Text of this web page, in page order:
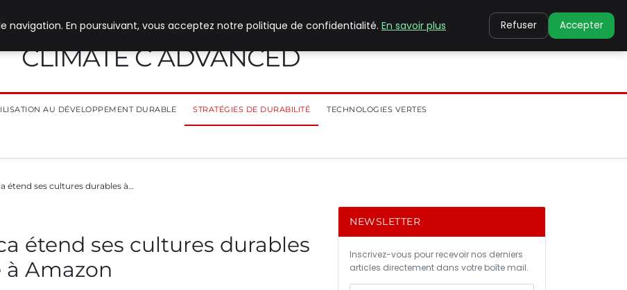
CLIMATE C ADVANCED
AU DÉVELOPPEMENT DURABLE STRATÉGIES DE DURABILITÉ TECHNOLOGIES VERTES
étend ses cultures durables à…
étend ses cultures durables
à Amazon
NEWSLETTER
Inscrivez-vous pour recevoir nos derniers
articles directement dans votre boîte mail.
navigation. En poursuivant, vous acceptez notre politique de confidentialité. En savoir plus Refuser Accepter